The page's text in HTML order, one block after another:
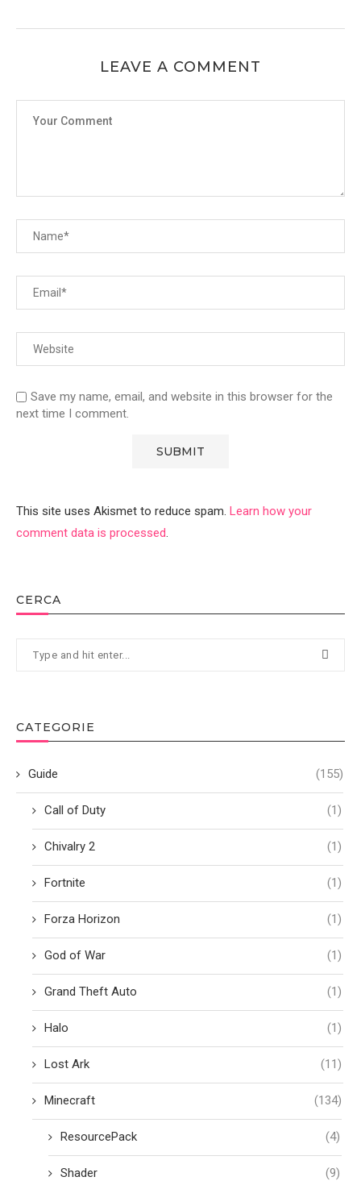
LEAVE A COMMENT
Save my name, email, and website in this browser for the
next time I comment.
This site uses Akismet to reduce spam. Learn how your
comment data is processed.
CERCA
CATEGORIE
Guide (155)
Call of Duty (1)
Chivalry 2 (1)
Fortnite (1)
Forza Horizon (1)
God of War (1)
Grand Theft Auto (1)
Halo (1)
Lost Ark (11)
Minecraft (134)
ResourcePack (4)
Shader (9)